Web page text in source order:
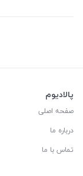
پالادیوم
صفحه اصلی
درباره ما
تماس با ما